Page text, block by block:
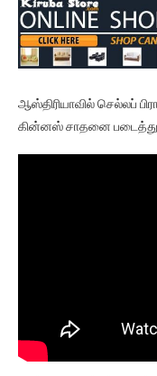
ஆஸ்திரியாவில் செல்லப்
கின்னஸ் சாதனை படைத்து